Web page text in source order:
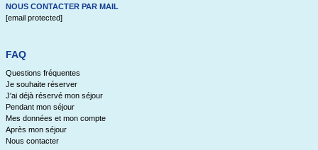
NOUS CONTACTER PAR MAIL
[email protected]
FAQ
Questions fréquentes
Je souhaite réserver
J'ai déjà réservé mon séjour
Pendant mon séjour
Mes données et mon compte
Après mon séjour
Nous contacter